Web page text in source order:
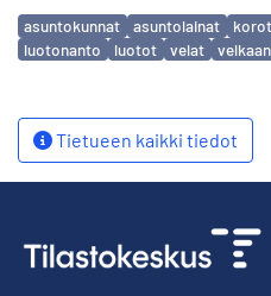
Avainsanat
asuntokunnat asuntolainat korot
luotonanto
luotot velat
Tietueen kaikki tiedot